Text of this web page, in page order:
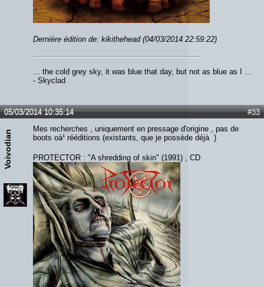
Dernière édition de: kikithehead (04/03/2014 22:59:22)
... the cold grey sky, it was blue that day, but not as blue as I ...
- Skyclad
#33
05/03/2014 10:35:14
Voivodian
Mes recherches , uniquement en pressage d'origine , pas de
boots oà¹ rééditions (existants, que je possède déjà )
PROTECTOR : "A shredding of skin" (1991) , CD